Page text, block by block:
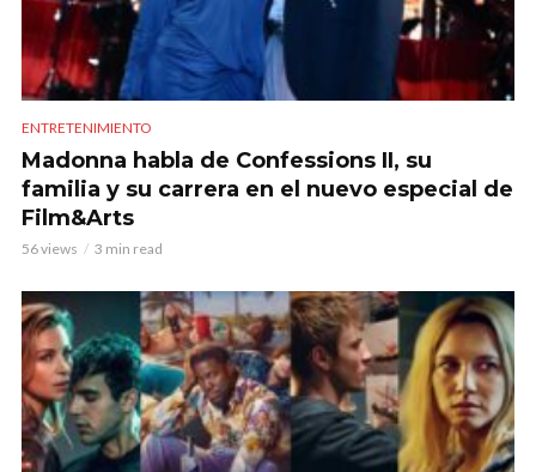
ENTRETENIMIENTO
Madonna habla de Confessions II, su
familia y su carrera en el nuevo especial de
Film&Arts
56 views 3 min read